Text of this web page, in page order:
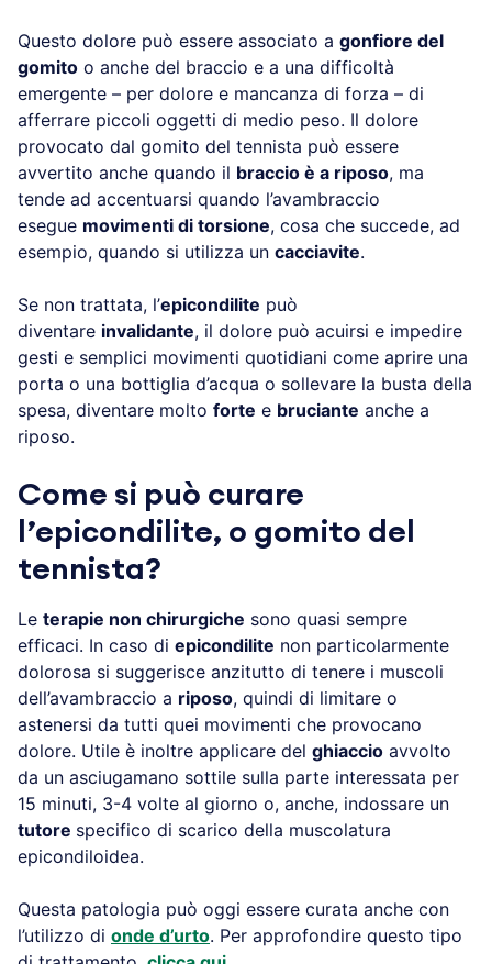
Questo dolore può essere associato a gonfiore del
gomito o anche del braccio e a una difficoltà
emergente – per dolore e mancanza di forza – di
afferrare piccoli oggetti di medio peso. Il dolore
provocato dal gomito del tennista può essere
avvertito anche quando il braccio è a riposo, ma
tende ad accentuarsi quando l’avambraccio
esegue movimenti di torsione, cosa che succede, ad
esempio, quando si utilizza un cacciavite.
Se non trattata, l’epicondilite può
diventare invalidante, il dolore può acuirsi e impedire
gesti e semplici movimenti quotidiani come aprire una
porta o una bottiglia d’acqua o sollevare la busta della
spesa, diventare molto forte e bruciante anche a
riposo.
Come si può curare
l’epicondilite, o gomito del
tennista?
Le terapie non chirurgiche sono quasi sempre
efficaci. In caso di epicondilite non particolarmente
dolorosa si suggerisce anzitutto di tenere i muscoli
dell’avambraccio a riposo, quindi di limitare o
astenersi da tutti quei movimenti che provocano
dolore. Utile è inoltre applicare del ghiaccio avvolto
da un asciugamano sottile sulla parte interessata per
15 minuti, 3-4 volte al giorno o, anche, indossare un
tutore specifico di scarico della muscolatura
epicondiloidea.
Questa patologia può oggi essere curata anche con
l’utilizzo di onde d’urto. Per approfondire questo tipo